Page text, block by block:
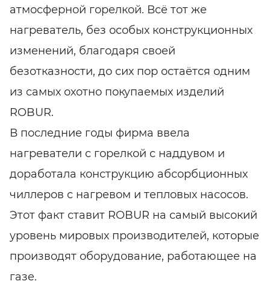
атмосферной горелкой. Всё тот же
нагреватель, без особых конструкционных
изменений, благодаря своей
безотказности, до сих пор остаётся одним
из самых охотно покупаемых изделий
ROBUR.
В последние годы фирма ввела
нагреватели с горелкой с наддувом и
доработала конструкцию абсорбционных
чиллеров с нагревом и тепловых насосов.
Этот факт ставит ROBUR на самый высокий
уровень мировых производителей, которые
производят оборудование, работающее на
газе.